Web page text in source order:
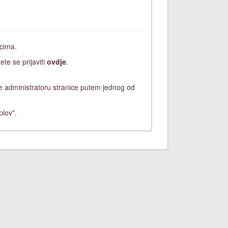
se prijaviti ovdje.
stranice putem jednog od